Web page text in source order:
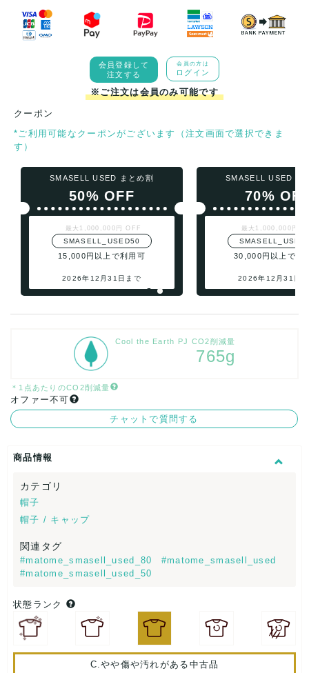
会員登録して
注文する
会員の方は
ログイン
※ご注文は会員のみ可能です
クーポン
*ご利用可能なクーポンがございます（注文画面で選択できま
す）
SMASELL USED まとめ割
50% OFF
最大1,000,000円 OFF
SMASELL_USED50
15,000円以上で利用可
2026年12月31日まで
SMASELL USED ま
70%
最大1,000,000円
30,000円以上で利
2026年12月31日
Cool the Earth PJ CO2削減量
765g
＊1点あたりのCO2削減量
オファー不可
チャットで質問する
商品情報
カテゴリ
帽子
帽子 / キャップ
関連タグ
#matome_smasell_used_80
#matome_smasell_used
#matome_smasell_used_50
状態ランク
C.やや傷や汚れがある中古品